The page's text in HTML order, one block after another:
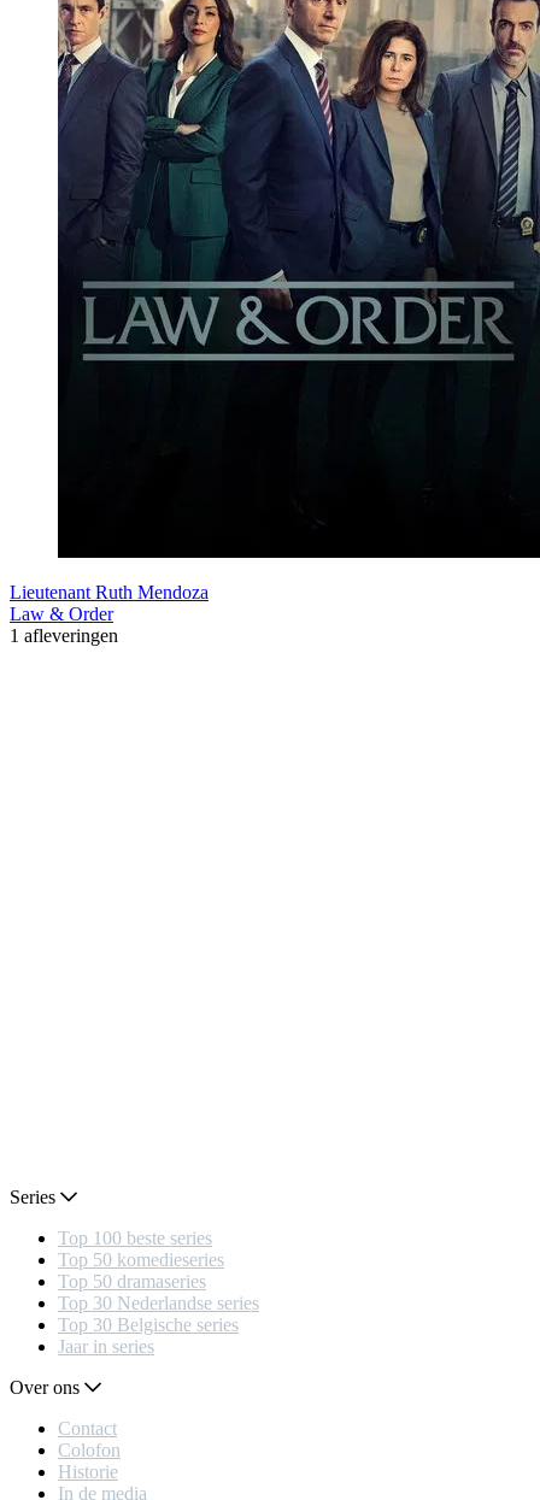
Lieutenant Ruth Mendoza
Law & Order
1 afleveringen
Series
Top 100 beste series
Top 50 komedieseries
Top 50 dramaseries
Top 30 Nederlandse series
Top 30 Belgische series
Jaar in series
Over ons
Contact
Colofon
Historie
In de media